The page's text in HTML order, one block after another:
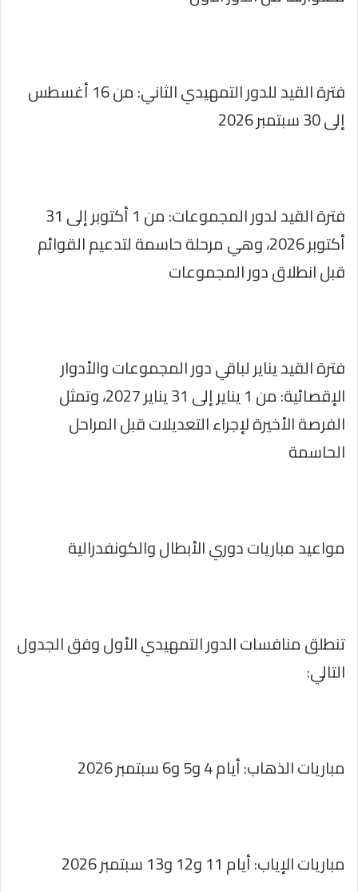
فترة القيد للدور التمهيدي الثاني: من 16 أغسطس
إلى 30 سبتمبر 2026
فترة القيد لدور المجموعات: من 1 أكتوبر إلى 31
أكتوبر 2026، وهي مرحلة حاسمة لتدعيم القوائم
قبل انطلاق دور المجموعات
فترة القيد يناير لباقي دور المجموعات والأدوار
الإقصائية: من 1 يناير إلى 31 يناير 2027، وتمثل
الفرصة الأخيرة لإجراء التعديلات قبل المراحل
الحاسمة
مواعيد مباريات دوري الأبطال والكونفدرالية
تنطلق منافسات الدور التمهيدي الأول وفق الجدول
التالي:
مباريات الذهاب: أيام 4 و5 و6 سبتمبر 2026
مباريات الإياب: أيام 11 و12 و13 سبتمبر 2026